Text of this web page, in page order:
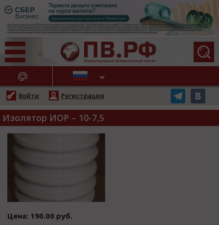
НОВОСТИ
Войти Регистрация
Изолятор ИОР – 10-7,5
Цена: 190.00 руб.